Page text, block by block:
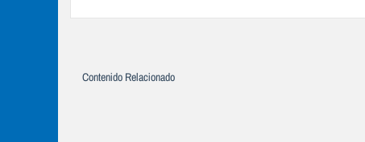
Contenido Relacionado